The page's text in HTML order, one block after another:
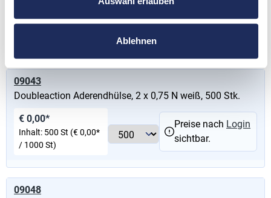
Ablehnen
Inhalt:500 St(€ 0,00*
09043
Doubleaction Aderendhülse, 2 x 0,75 N weiß, 500 Stk.
€ 0,00*
Inhalt: 500 St (€ 0,00*
/ 1000 St)
Preise nach Login
sichtbar.
09048